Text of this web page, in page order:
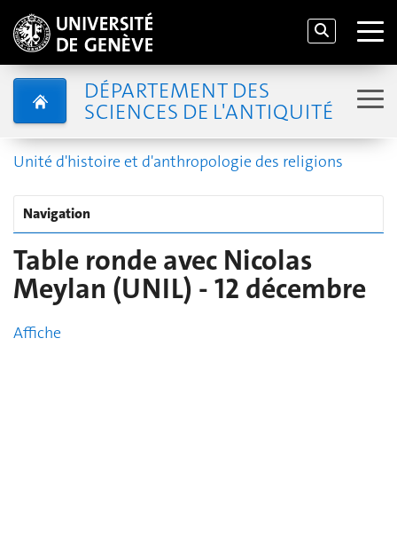
DÉPARTEMENT DES
SCIENCES DE L'ANTIQUITÉ
Unité d'histoire et d'anthropologie des religions
Navigation
Table ronde avec Nicolas
Meylan (UNIL) - 12 décembre
Affiche